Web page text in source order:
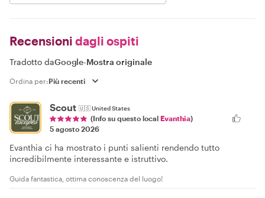
Recensioni dagli ospiti
Tradotto daGoogle-Mostra originale
Ordina per:
Scout 🇺🇸United States
(Info su questo local Evanthia)
5 agosto 2026
Evanthia ci ha mostrato i punti salienti rendendo tutto
incredibilmente interessante e istruttivo.
Guida fantastica, ottima conoscenza del luogo!